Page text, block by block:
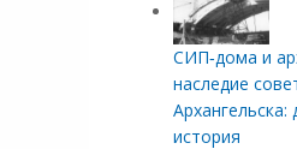
СИП‑дома и
наследие
история